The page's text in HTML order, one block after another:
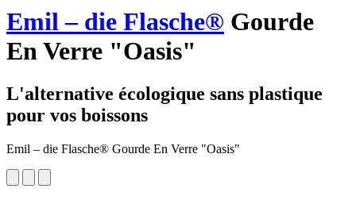
Emil – die Flasche® Gourde
En Verre "Oasis"
L'alternative écologique sans plastique
pour vos boissons
Emil – die Flasche® Gourde En Verre "Oasis"